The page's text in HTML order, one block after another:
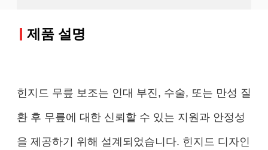
제품 설명
힌지드 무릎 보조는 인대 부진, 수술, 또는 만성 질
환 후 무릎에 대한 신뢰할 수 있는 지원과 안정성
을 제공하기 위해 설계되었습니다. 힌지드 디자인